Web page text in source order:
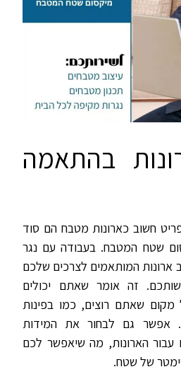
בהתאמה
חשוב כארונות מטבח הם סוד
שטח המטבח. בעבודה עם נגר
ארונות המותאמים לצרכים שלכם
זה אומר שאתם יכולים
מקום שאתם רוצים, כמו בפינות
אפשר גם לבחור את המידות
עבור הארונות, מה שיאפשר לכם
של שטח.